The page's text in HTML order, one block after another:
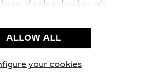
use of technical cookies only.
ALLOW ALL
your cookies